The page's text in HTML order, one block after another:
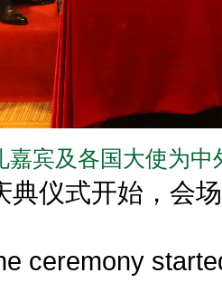
嘉宾及各国大使为
仪式开始，会
ceremony